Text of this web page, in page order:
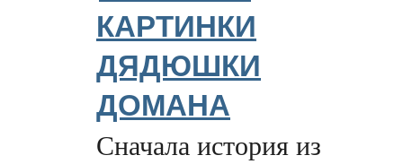
КАРТИНКИ
ДЯДЮШКИ
ДОМАНА
Сначала история из